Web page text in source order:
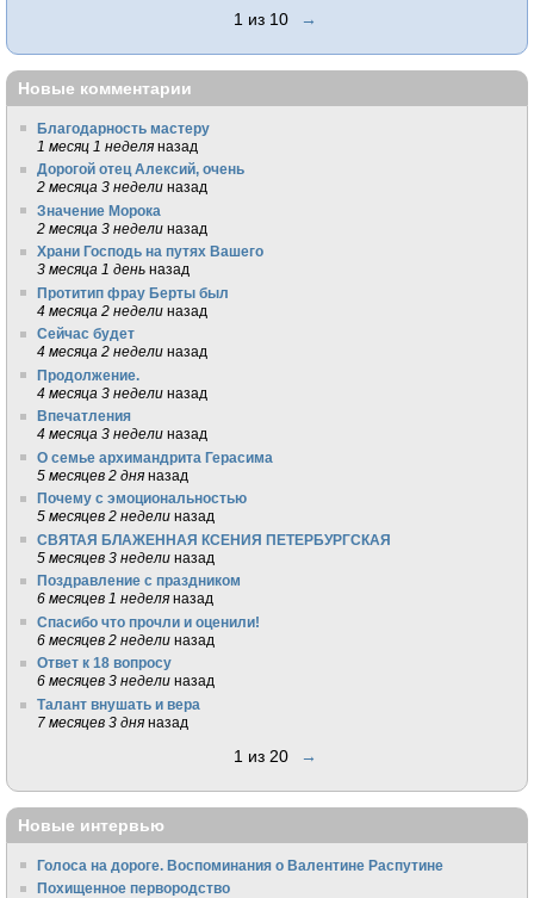
1 из 10 →
Новые комментарии
Благодарность мастеру
1 месяц 1 неделя назад
Дорогой отец Алексий, очень
2 месяца 3 недели назад
Значение Морока
2 месяца 3 недели назад
Храни Господь на путях Вашего
3 месяца 1 день назад
Протитип фрау Берты был
4 месяца 2 недели назад
Сейчас будет
4 месяца 2 недели назад
Продолжение.
4 месяца 3 недели назад
Впечатления
4 месяца 3 недели назад
О семье архимандрита Герасима
5 месяцев 2 дня назад
Почему с эмоциональностью
5 месяцев 2 недели назад
СВЯТАЯ БЛАЖЕННАЯ КСЕНИЯ ПЕТЕРБУРГСКАЯ
5 месяцев 3 недели назад
Поздравление с праздником
6 месяцев 1 неделя назад
Спасибо что прочли и оценили!
6 месяцев 2 недели назад
Ответ к 18 вопросу
6 месяцев 3 недели назад
Талант внушать и вера
7 месяцев 3 дня назад
1 из 20 →
Новые интервью
Голоса на дороге. Воспоминания о Валентине Распутине
Похищенное первородство